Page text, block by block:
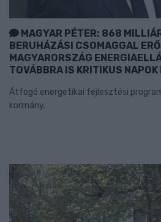
MAGYAR PÉTER: 868
BERUHÁZÁSI CSOMAGGAL
MAGYARORSZÁG
TOVÁBBRA IS KRITIKUS
Átfogó energetikai fejlesztési
kormány.